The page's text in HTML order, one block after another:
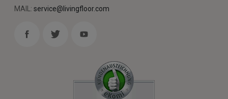
MAIL: service@livingfloor.com